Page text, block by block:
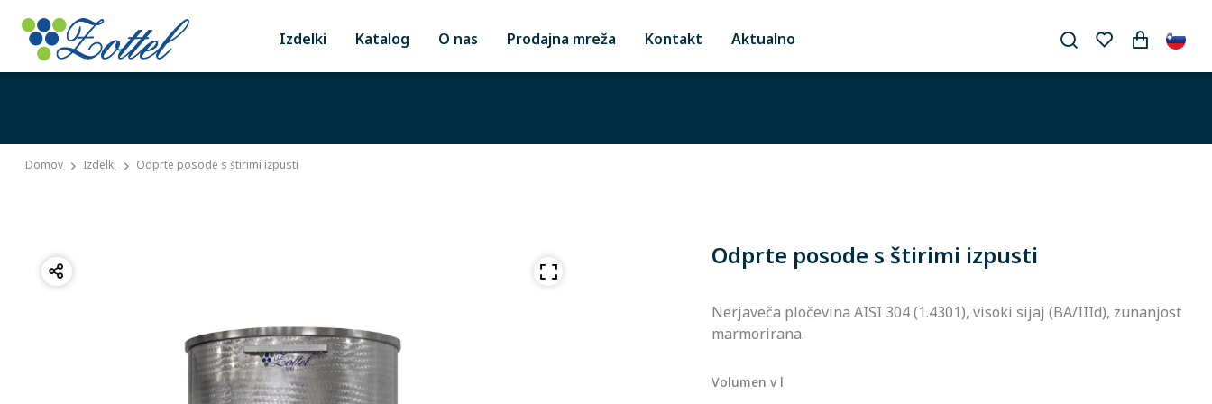
Izdelki Katalog O nas Prodajna mreža Kontakt Aktualno
Domov Izdelki Odprte posode s štirimi izpusti
Odprte posode s štirimi izpusti
Nerjaveča pločevina AISI 304 (1.4301), visoki sijaj (BA/IIId), zunanjost
marmorirana.
Volumen v l